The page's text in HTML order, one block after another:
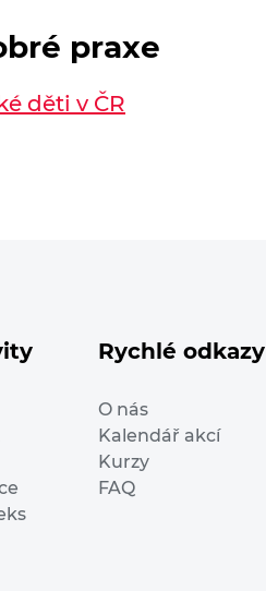
praxe
děti v ČR
Rychlé odkazy
O nás
Kalendář akcí
Kurzy
FAQ